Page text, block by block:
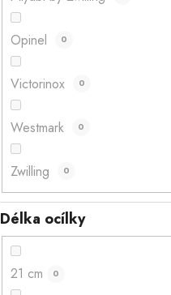
Opinel 0
Victorinox 0
Westmark 0
Zwilling 0
Délka ocílky
21 cm 0